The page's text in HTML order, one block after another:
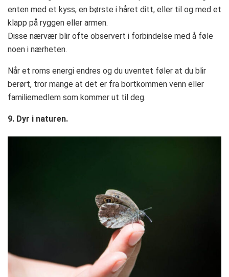
enten med et kyss, en børste i håret ditt, eller til og med et
klapp på ryggen eller armen.
Disse nærvær blir ofte observert i forbindelse med å føle
noen i nærheten.
Når et roms energi endres og du uventet føler at du blir
berørt, tror mange at det er fra bortkommen venn eller
familiemedlem som kommer ut til deg.
9. Dyr i naturen.